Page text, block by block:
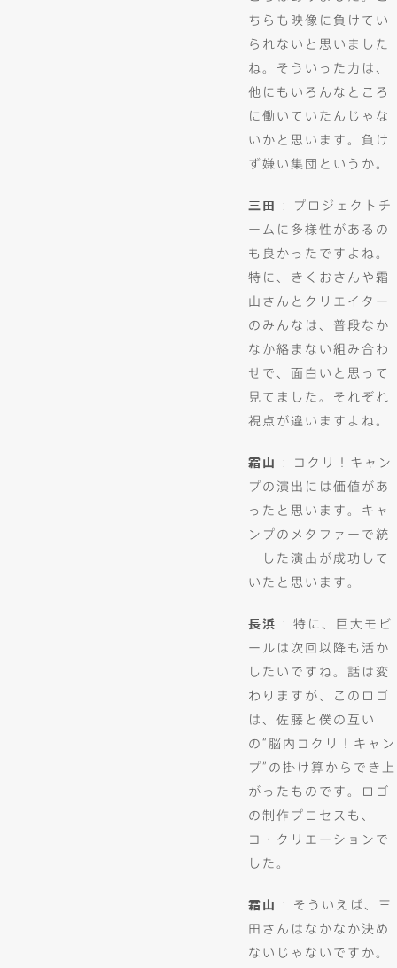
ちらも映像に負けてい
られないと思いました
ね。そういった力は、
他にもいろんなところ
に働いていたんじゃな
いかと思います。負け
ず嫌い集団というか。
三田 : プロジェクトチ
ームに多様性があるの
も良かったですよね。
特に、きくおさんや霜
山さんとクリエイター
のみんなは、普段なか
なか絡まない組み合わ
せで、面白いと思って
見てました。それぞれ
視点が違いますよね。
霜山 : コクリ！キャン
プの演出には価値があ
ったと思います。キャ
ンプのメタファーで統
一した演出が成功して
いたと思います。
長浜 : 特に、巨大モビ
ールは次回以降も活か
したいですね。話は変
わりますが、このロゴ
は、佐藤と僕の互い
の“脳内コクリ！キャン
プ”の掛け算からでき上
がったものです。ロゴ
の制作プロセスも、
コ・クリエーションで
した。
霜山 : そういえば、三
田さんはなかなか決め
ないじゃないですか。